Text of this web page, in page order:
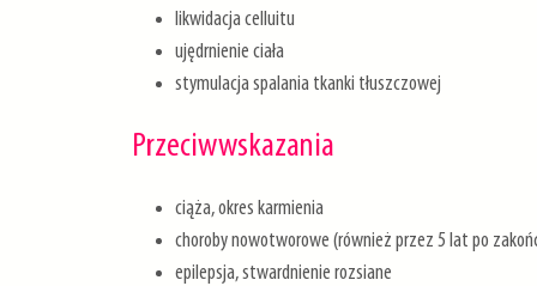
likwidacja celluitu
ujędrnienie ciała
stymulacja spalania tkanki tłuszczowej
Przeciwwskazania
ciąża, okres karmienia
choroby nowotworowe (również przez 5 lat po
epilepsja, stwardnienie rozsiane